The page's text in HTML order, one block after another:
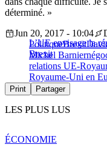
déterminé. »
L’UE envisage la
Brexit
Jun 20, 2017 - 10:04
PolitiqueBrexit
Michel Barnier
relations UE-
Royaume-Uni en
Print Partager
LES PLUS LUS
ÉCONOMIE